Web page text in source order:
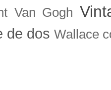
Van Gogh
de dos Wallace